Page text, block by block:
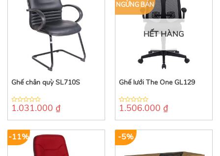
Ghế chân quỳ SL710S
0
of
1.031.000 ₫
NGỪNG BÁN
HẾT HÀNG
Ghế lưới The One GL129
0
of
1.506.000 ₫
-11% -5%